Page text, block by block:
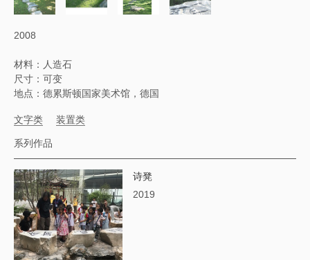
2008
材料：人造石
尺寸：可变
地点：德累斯顿国家美术馆，德国
文字类 装置类
系列作品
诗凳
2019